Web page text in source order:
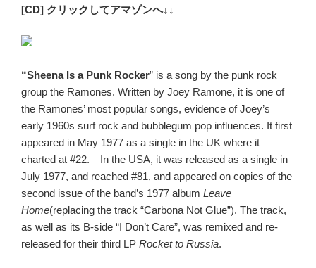
[CD] クリックしてアマゾンへ↓↓
“Sheena Is a Punk Rocker” is a song by the punk rock
group the Ramones. Written by Joey Ramone, it is one of
the Ramones’ most popular songs, evidence of Joey’s
early 1960s surf rock and bubblegum pop influences. It first
appeared in May 1977 as a single in the UK where it
charted at #22. In the USA, it was released as a single in
July 1977, and reached #81, and appeared on copies of the
second issue of the band’s 1977 album Leave
Home(replacing the track “Carbona Not Glue”). The track,
as well as its B-side “I Don’t Care”, was remixed and re-
released for their third LP Rocket to Russia.